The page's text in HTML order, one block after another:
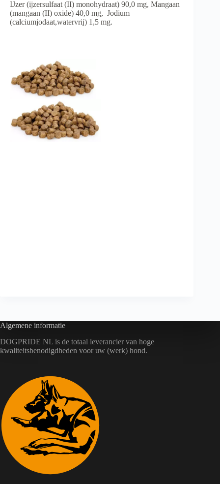
IJzer (ijzersulfaat (II) monohydraat) 90,0 mg, Mangaan
(mangaan (II) oxide) 40,0 mg, Jodium
(calciumjodaat,watervrij) 1,5 mg.
Algemene informatie
DOGPRIDE NL is de totaal leverancier van hoge
kwaliteitsbenodigdheden voor uw (werk) hond.